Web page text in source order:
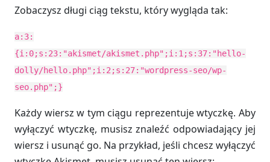
Zobaczysz długi ciąg tekstu, który wygląda tak:
a:3:
{i:0;s:23:"akismet/akismet.php";i:1;s:37:"hello-
dolly/hello.php";i:2;s:27:"wordpress-seo/wp-
seo.php";}
Każdy wiersz w tym ciągu reprezentuje wtyczkę. Aby
wyłączyć wtyczkę, musisz znaleźć odpowiadający jej
wiersz i usunąć go. Na przykład, jeśli chcesz wyłączyć